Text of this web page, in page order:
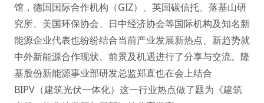
馆，德国国际合作机构（GIZ）、英国碳信托、落基山研
究所、美国环保协会、日中经济协会等国际机构及知名新
能源企业代表也纷纷结合当前产业发展新热点、新趋势就
中外新能源合作现状、前景及机遇进行了分享与交流。隆
基股份新能源事业部研发总监郑直也在会上结合
BIPV（建筑光伏一体化）这一行业热点做了题为《建筑